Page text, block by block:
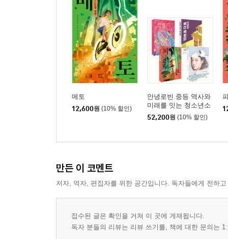
메토
12,600원 (10% 할인)
안녕로빈 중등 역사와
미래를 잇는 청소년소
설 세트
52,200원 (10% 할인)
만든 이 코멘트
저자, 역자, 편집자를 위한 공간입니다. 독자들에게 전하
접수된 글은 확인을 거쳐 이 곳에 게재됩니다.
독자 분들의 리뷰는 리뷰 쓰기를, 책에 대한 문의는